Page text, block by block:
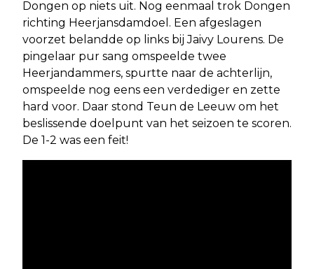
Dongen op niets uit. Nog eenmaal trok Dongen
richting Heerjansdamdoel. Een afgeslagen
voorzet belandde op links bij Jaivy Lourens. De
pingelaar pur sang omspeelde twee
Heerjandammers, spurtte naar de achterlijn,
omspeelde nog eens een verdediger en zette
hard voor. Daar stond Teun de Leeuw om het
beslissende doelpunt van het seizoen te scoren.
De 1-2 was een feit!